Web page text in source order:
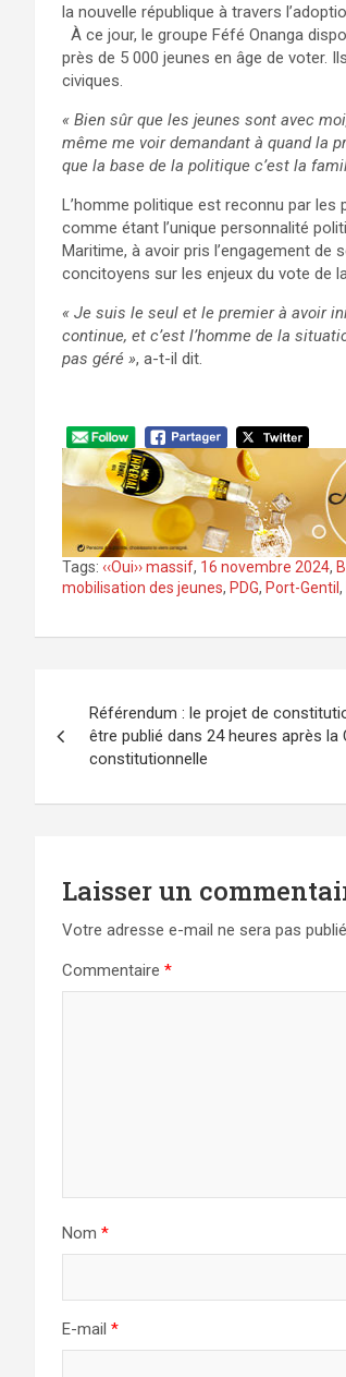
la nouvelle république à travers
À ce jour, le groupe Féfé Onanga
près de 5 000 jeunes en âge de voter.
civiques.
« Bien sûr que les jeunes sont avec
même me voir demandant à quand la
que la base de la politique c’est la
L’homme politique est reconnu par les
comme étant l’unique personnalité
Maritime, à avoir pris l’engagement de
concitoyens sur les enjeux du vote de
« Je suis le seul et le premier à avoir
continue, et c’est l’homme de la
pas géré », a-t-il dit.
Tags: ‹‹Oui›› massif, 16 novembre 2024,
mobilisation des jeunes, PDG, Port-Gentil ,
de
l’article
Référendum : le projet de
être publié dans 24 heures après la
constitutionnelle
Laisser un
Votre adresse e-mail ne sera pas
Commentaire *
Nom *
E-mail *